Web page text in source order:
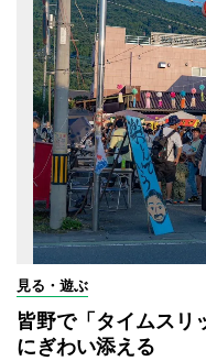
見る・遊ぶ
皆野で「タイムス
にぎわい添える